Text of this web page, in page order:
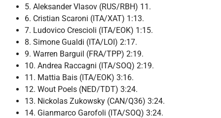
5. Aleksander Vlasov (RUS/RBH) 11.
6. Cristian Scaroni (ITA/XAT) 1:13.
7. Ludovico Crescioli (ITA/EOK) 1:15.
8. Simone Gualdi (ITA/LOI) 2:17.
9. Warren Barguil (FRA/TPP) 2:19.
10. Andrea Raccagni (ITA/SOQ) 2:19.
11. Mattia Bais (ITA/EOK) 3:16.
12. Wout Poels (NED/TDT) 3:24.
13. Nickolas Zukowsky (CAN/Q36) 3:24.
14. Gianmarco Garofoli (ITA/SOQ) 3:24.